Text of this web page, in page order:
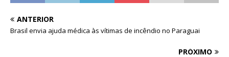
ANTERIOR
Brasil envia ajuda médica às vítimas de incêndio no Paraguai
PRÓXIMO